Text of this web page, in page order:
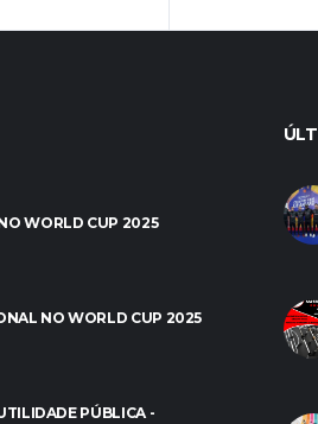
WORLD CUP 2025
NO WORLD CUP 2025
PÚBLICA -